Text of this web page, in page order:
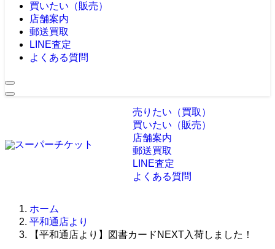
買いたい（販売）
店舗案内
郵送買取
LINE査定
よくある質問
売りたい（買取）
買いたい（販売）
店舗案内
郵送買取
LINE査定
よくある質問
ホーム
平和通店より
【平和通店より】図書カードNEXT入荷しました！